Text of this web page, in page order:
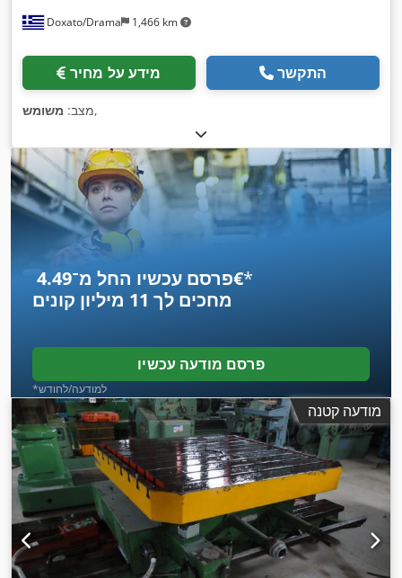
Doxato/Drama 1,466 km
מידע על מחיר התקשר
מצב: משומש ,
פרסם עכשיו החל מ־‏4.49 ‏€*
מחכים לך 11 מיליון קונים
פרסם מודעה עכשיו
*למודעה/לחודש
מודעה קטנה